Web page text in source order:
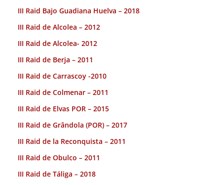
III Raid Bajo Guadiana Huelva – 2018
III Raid de Alcolea – 2012
III Raid de Alcolea- 2012
III Raid de Berja – 2011
III Raid de Carrascoy -2010
III Raid de Colmenar – 2011
III Raid de Elvas POR – 2015
III Raid de Grândola (POR) – 2017
III Raid de la Reconquista – 2011
III Raid de Obulco – 2011
III Raid de Táliga – 2018